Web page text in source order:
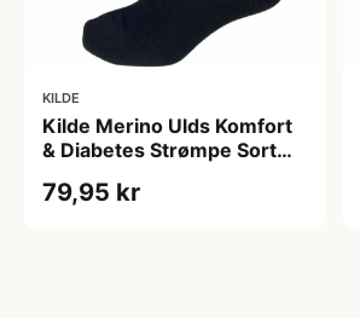
KILDE
Kilde Merino Ulds Komfort
& Diabetes Strømpe Sort
79,95 kr